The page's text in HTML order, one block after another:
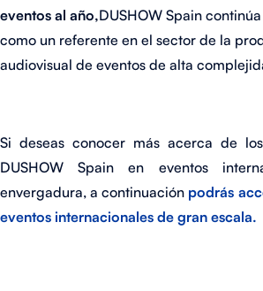
eventos al año,DUSHOW Spain
como un referente en el sector de la
audiovisual de eventos de alta
Si deseas conocer más acerca de
DUSHOW Spain en eventos
envergadura, a continuación podrás
eventos internacionales de gran escala.